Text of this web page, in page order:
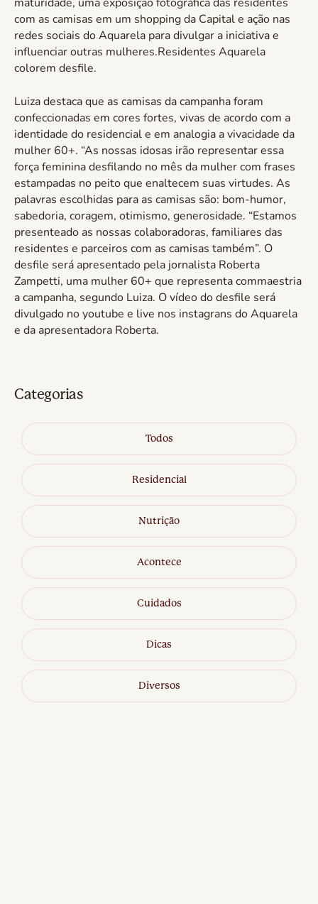
com as camisas em um shopping da Capital e ação nas
redes sociais do Aquarela para divulgar a iniciativa e
influenciar outras mulheres.Residentes Aquarela
colorem desfile.
Luiza destaca que as camisas da campanha foram
confeccionadas em cores fortes, vivas de acordo com a
identidade do residencial e em analogia a vivacidade da
mulher 60+. “As nossas idosas irão representar essa
força feminina desfilando no mês da mulher com frases
estampadas no peito que enaltecem suas virtudes. As
palavras escolhidas para as camisas são: bom-humor,
sabedoria, coragem, otimismo, generosidade. “Estamos
presenteado as nossas colaboradoras, familiares das
residentes e parceiros com as camisas também”. O
desfile será apresentado pela jornalista Roberta
Zampetti, uma mulher 60+ que representa commaestria
a campanha, segundo Luiza. O vídeo do desfile será
divulgado no youtube e live nos instagrans do Aquarela
e da apresentadora Roberta.
Categorias
Todos
Residencial
Nutrição
Acontece
Cuidados
Dicas
Diversos